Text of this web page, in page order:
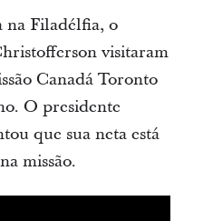
na Filadélfia, o
visitaram
Canadá Toronto
O presidente
que sua neta está
missão.